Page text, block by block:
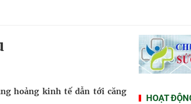
hoảng kinh tế dẫn tới căng
HOẠT